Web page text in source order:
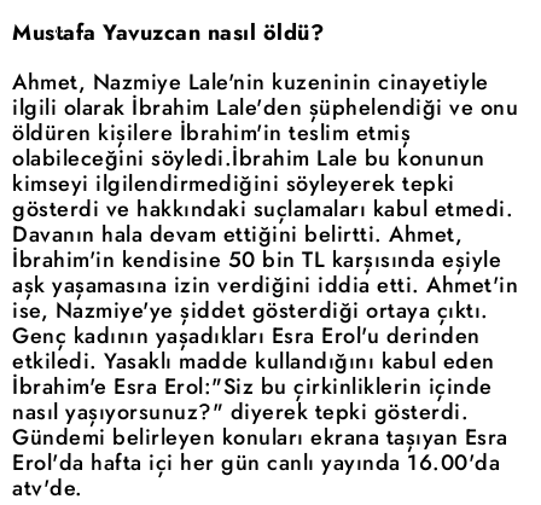
Mustafa Yavuzcan nasıl öldü?
Ahmet, Nazmiye Lale'nin kuzeninin cinayetiyle
ilgili olarak İbrahim Lale'den şüphelendiği ve onu
öldüren kişilere İbrahim'in teslim etmiş
olabileceğini söyledi.İbrahim Lale bu konunun
kimseyi ilgilendirmediğini söyleyerek tepki
gösterdi ve hakkındaki suçlamaları kabul etmedi.
Davanın hala devam ettiğini belirtti. Ahmet,
İbrahim'in kendisine 50 bin TL karşısında eşiyle
aşk yaşamasına izin verdiğini iddia etti. Ahmet'in
ise, Nazmiye'ye şiddet gösterdiği ortaya çıktı.
Genç kadının yaşadıkları Esra Erol'u derinden
etkiledi. Yasaklı madde kullandığını kabul eden
İbrahim'e Esra Erol:"Siz bu çirkinliklerin içinde
nasıl yaşıyorsunuz?" diyerek tepki gösterdi.
Gündemi belirleyen konuları ekrana taşıyan Esra
Erol'da hafta içi her gün canlı yayında 16.00'da
atv'de.